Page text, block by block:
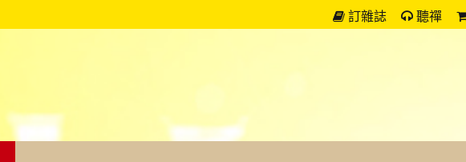
訂雜誌 聽禪